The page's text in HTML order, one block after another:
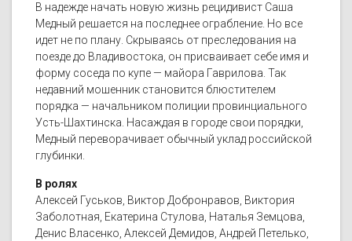
В надежде начать новую жизнь рецидивист Саша
Медный решается на последнее ограбление. Но все
идет не по плану. Скрываясь от преследования на
поезде до Владивостока, он присваивает себе имя и
форму соседа по купе — майора Гаврилова. Так
недавний мошенник становится блюстителем
порядка — начальником полиции провинциального
Усть-Шахтинска. Насаждая в городе свои порядки,
Медный переворачивает обычный уклад российской
глубинки.
В ролях
Алексей Гуськов, Виктор Добронравов, Виктория
Заболотная, Екатерина Стулова, Наталья Земцова,
Денис Власенко, Алексей Демидов, Андрей Петелько,